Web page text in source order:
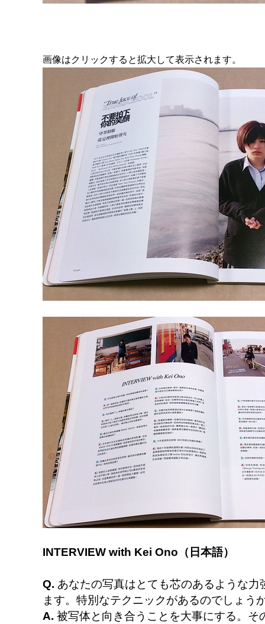
画像はクリックすると拡大して表示されます。
INTERVIEW with Kei Ono（日本語）
Q. あなたの写真はとても芯のあるような
ます。特別なテクニックがあるのでしょう
A. 被写体と向き合うことを大事にする。